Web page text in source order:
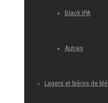
Black IPA
Autres
Lagers et bières de blé